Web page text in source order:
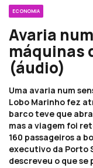
ECONOMIA
Avaria
máquinas
(áudio)
Uma avaria num
Lobo Marinho fez
barco teve que
mas a viagem foi
160 passageiros a
executivo da Porto
descreveu o que se